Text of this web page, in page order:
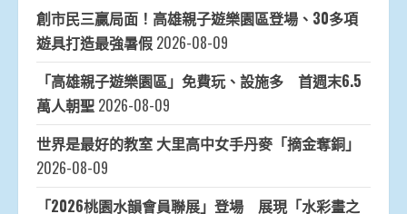
創市民三贏局面！高雄親子遊樂園區登場、30多項
遊具打造最強暑假 2026-08-09
「高雄親子遊樂園區」免費玩、設施多 首週末6.5
萬人朝聖 2026-08-09
世界是最好的教室 大里高中女手丹麥「摘金奪銅」
2026-08-09
「2026桃園水韻會員聯展」登場 展現「水彩畫之